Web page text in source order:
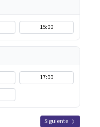
15:00
17:00
Siguiente